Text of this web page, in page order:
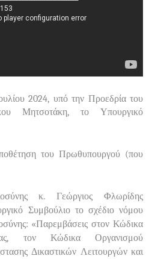
2024, υπό την Προεδρία του
Μητσοτάκη, το Υπουργικό
του Πρωθυπουργού (που
κ. Γεώργιος Φλωρίδης
Συμβούλιο το σχέδιο νόμου
«Παρεμβάσεις στον Κώδικα
τον Κώδικα Οργανισμού
Δικαστικών Λειτουργών και